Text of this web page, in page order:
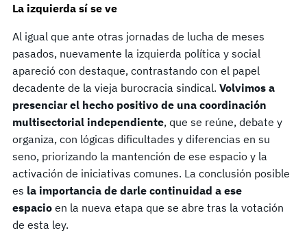
La izquierda sí se ve
Al igual que ante otras jornadas de lucha de meses
pasados, nuevamente la izquierda política y social
apareció con destaque, contrastando con el papel
decadente de la vieja burocracia sindical. Volvimos a
presenciar el hecho positivo de una coordinación
multisectorial independiente, que se reúne, debate y
organiza, con lógicas dificultades y diferencias en su
seno, priorizando la mantención de ese espacio y la
activación de iniciativas comunes. La conclusión posible
es la importancia de darle continuidad a ese
espacio en la nueva etapa que se abre tras la votación
de esta ley.